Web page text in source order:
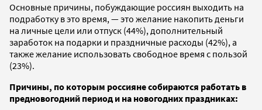
Основные причины, побуждающие россиян выходить на
подработку в это время, — это желание накопить деньги
на личные цели или отпуск (44%), дополнительный
заработок на подарки и праздничные расходы (42%), а
также желание использовать свободное время с пользой
(23%).
Причины, по которым россияне собираются работать в
предновогодний период и на новогодних праздниках: